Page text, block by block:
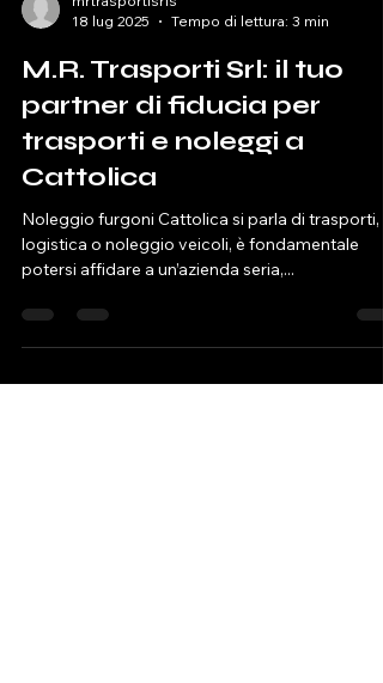
18 lug 2025
Tempo di lettura: 3 min
M.R. Trasporti Srl: il tuo
partner di fiducia per
trasporti e noleggi a
Cattolica
Noleggio furgoni Cattolica si parla di trasporti,
potersi affidare a un’azienda seria,...